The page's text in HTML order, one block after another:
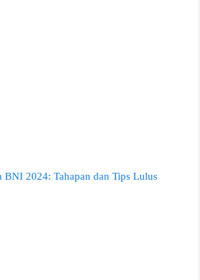
BNI 2024: Tahapan dan Tips Lulus